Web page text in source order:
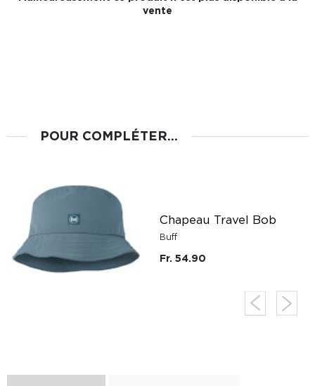
vente
POUR COMPLÉTER...
Chapeau Travel Bob
Buff
Fr. 54.90